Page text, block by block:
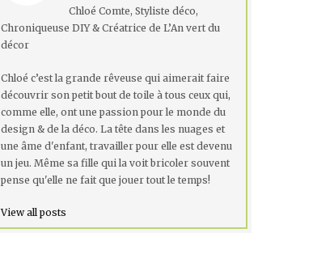
Chloé Comte, Styliste déco,
Chroniqueuse DIY & Créatrice de L’An vert du
décor
Chloé c’est la grande rêveuse qui aimerait faire
découvrir son petit bout de toile à tous ceux qui,
comme elle, ont une passion pour le monde du
design & de la déco. La tête dans les nuages et
une âme d'enfant, travailler pour elle est devenu
un jeu. Même sa fille qui la voit bricoler souvent
pense qu'elle ne fait que jouer tout le temps!
View all posts